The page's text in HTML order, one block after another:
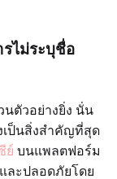
ไม่ระบุชื่อ
นตัวอย่างยิ่ง นั่น
เป็นสิ่งสำคัญที่สุด
ย์ บนแพลตฟอร์ม
ละปลอดภัยโดย